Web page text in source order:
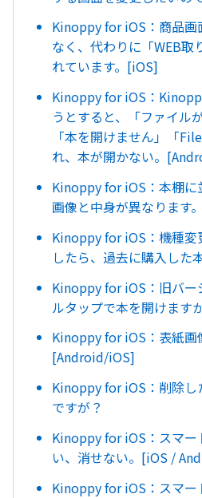
Kinoppy for iOS：商品画
なく、代わりに「WEB取
れています。[iOS]
Kinoppy for iOS：
うとすると、「ファイル
「本を開けません」「
れ、本が開かない。
Kinoppy for iOS：本棚に
画像と中身が異なります
Kinoppy for iOS：機種
したら、過去に購入した
Kinoppy for iOS：旧バー
ルタップで本を開けま
Kinoppy for iOS：表紙画
[Android/iOS]
Kinoppy for iOS：削除し
ですが？
Kinoppy for iOS：スマー
い、消せない。[iOS /
Kinoppy for iOS：スマー